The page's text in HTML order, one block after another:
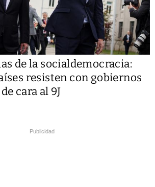
de la socialdemocracia:
resisten con gobiernos
cara al 9J
Publicidad